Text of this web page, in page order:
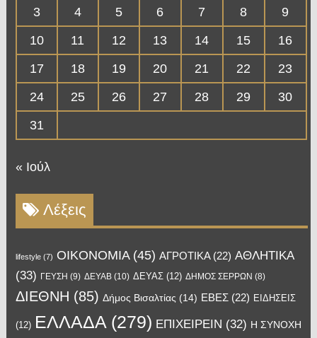
3
4 5 6 7 8
9
10
11 12 13 14 15
16
17
18 19 20 21 22
23
24
25 26 27 28 29
30
31
« Ιούλ
Λέξεις
lifestyle(7) OIKONOMIA(45) ΑΓΡΟΤΙΚΑ(22) ΑΘΛΗΤΙΚΑ
(33) ΓΕΥΣΗ (9) ΔΕΥΑΒ(10) ΔΕΥΑΣ(12) ΔΗΜΟΣ ΣΕΡΡΩΝ (8)
ΔΙΕΘΝΗ (85) Δήμος Βισαλτίας (14) ΕΒΕΣ(22) ΕΙΔΗΣΕΙΣ
(12) ΕΛΛΑΔΑ(279) ΕΠΙΧΕΙΡΕΙΝ (32) Η ΣΥΝΟΧΗ